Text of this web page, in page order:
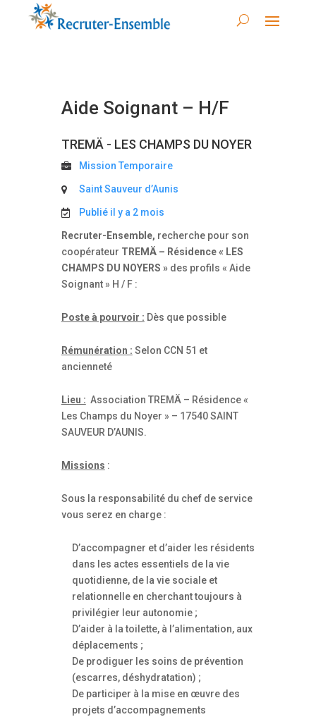
Aide Soignant – H/F
TREMÄ - LES CHAMPS DU NOYER
Mission Temporaire
Saint Sauveur d’Aunis
Publié il y a 2 mois
Recruter-Ensemble, recherche pour son
coopérateur TREMÄ – Résidence « LES
CHAMPS DU NOYERS » des profils « Aide
Soignant » H / F :
Poste à pourvoir : Dès que possible
Rémunération : Selon CCN 51 et
ancienneté
Lieu : Association TREMÄ – Résidence «
Les Champs du Noyer » – 17540 SAINT
SAUVEUR D’AUNIS.
Missions :
Sous la responsabilité du chef de service
vous serez en charge :
D’accompagner et d’aider les résidents
dans les actes essentiels de la vie
quotidienne, de la vie sociale et
relationnelle en cherchant toujours à
privilégier leur autonomie ;
D’aider à la toilette, à l’alimentation, aux
déplacements ;
De prodiguer les soins de prévention
(escarres, déshydratation) ;
De participer à la mise en œuvre des
projets d’accompagnements